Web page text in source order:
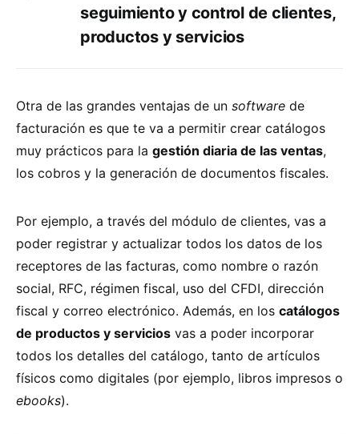
seguimiento y control de clientes,
productos y servicios
Otra de las grandes ventajas de un software de
facturación es que te va a permitir crear catálogos
muy prácticos para la gestión diaria de las ventas,
los cobros y la generación de documentos fiscales.
Por ejemplo, a través del módulo de clientes, vas a
poder registrar y actualizar todos los datos de los
receptores de las facturas, como nombre o razón
social, RFC, régimen fiscal, uso del CFDI, dirección
fiscal y correo electrónico. Además, en los catálogos
de productos y servicios vas a poder incorporar
todos los detalles del catálogo, tanto de artículos
físicos como digitales (por ejemplo, libros impresos o
ebooks).